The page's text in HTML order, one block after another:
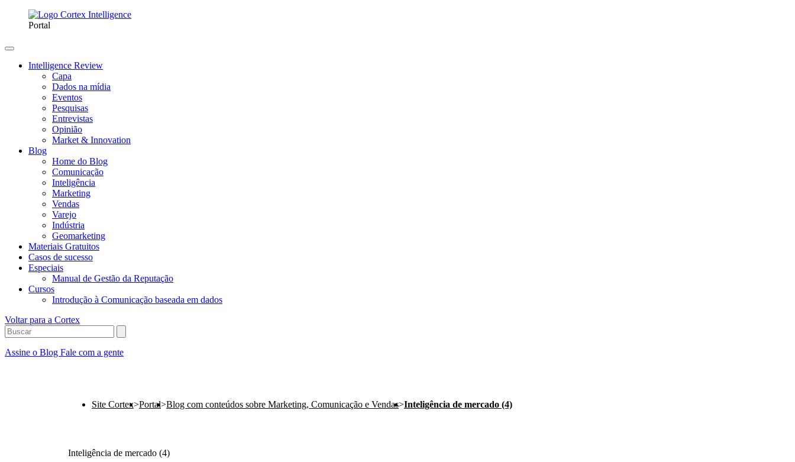
Portal
Intelligence Review
Capa
Dados na mídia
Eventos
Pesquisas
Entrevistas
Opinião
Market & Innovation
Blog
Home do Blog
Comunicação
Inteligência
Marketing
Vendas
Varejo
Indústria
Geomarketing
Materiais Gratuitos
Casos de sucesso
Especiais
Manual de Gestão da Reputação
Cursos
Introdução à Comunicação baseada em dados
Voltar para a Cortex
Assine o Blog Fale com a gente
Site Cortex>Portal>Blog com conteúdos sobre Marketing, Comunicação e Vendas>Inteligência de mercado (4)
Inteligência de mercado (4)